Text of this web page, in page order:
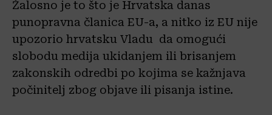
Žalosno je to što je Hrvatska danas
punopravna članica EU-a, a nitko iz EU nije
upozorio hrvatsku Vladu da omogući
slobodu medija ukidanjem ili brisanjem
zakonskih odredbi po kojima se kažnjava
počinitelj zbog objave ili pisanja istine.